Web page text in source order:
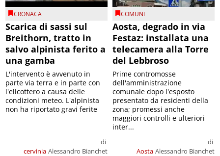
CRONACA
Scarica di sassi sul
Breithorn, tratto in
salvo alpinista ferito a
una gamba
cervinia
di
Alessandro Bianchet
L'intervento è avvenuto in
parte via terra e in parte con
l'elicottero a causa delle
condizioni meteo. L'alpinista
non ha riportato gravi ferite
COMUNI
Aosta, degrado in via
Festaz: installata una
telecamera alla Torre
del Lebbroso
Aosta
di
Alessandro Bianchet
Prime contromosse
dell'amministrazione
comunale dopo l'esposto
presentato da residenti della
zona; promessi anche
maggiori controlli e ulteriori
inter...